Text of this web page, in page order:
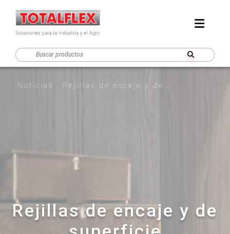
Noticias Rejillas de encaje y de...
Rejillas de encaje y de